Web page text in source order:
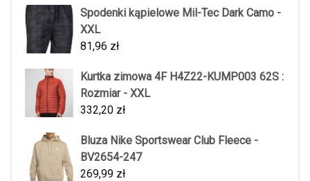
Spodenki kąpielowe Mil-Tec Dark Camo -
XXL
81,96 zł
Kurtka zimowa 4F H4Z22-KUMP003 62S :
Rozmiar - XXL
332,20 zł
Bluza Nike Sportswear Club Fleece -
BV2654-247
269,99 zł